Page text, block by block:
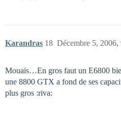
Karandras Décembre 5, 2006,
18
Mouais…En gros faut un E6800
une 8800 GTX a fond de ses
plus gros :riva: